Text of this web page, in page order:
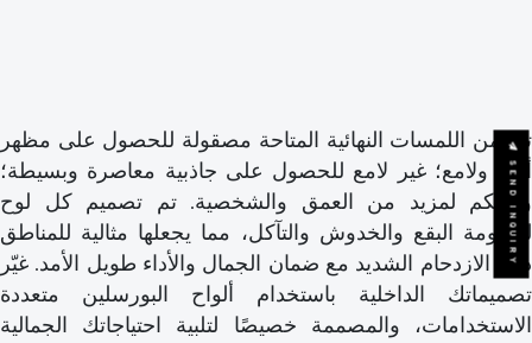
تتضمن اللمسات النهائية المتاحة مصقولة للحصول على مظهر
أنيق ولامع؛ غير لامع للحصول على جاذبية معاصرة وبسيطة؛
ومحكم لمزيد من العمق والشخصية. تم تصميم كل لوح
لمقاومة البقع والخدوش والتآكل، مما يجعلها مثالية للمناطق
ذات الازدحام الشديد مع ضمان الجمال والأداء طويل الأمد. غيّر
تصميماتك الداخلية باستخدام ألواح البورسلين متعددة
الاستخدامات، والمصممة خصيصًا لتلبية احتياجاتك الجمالية
SEND INQUIRY